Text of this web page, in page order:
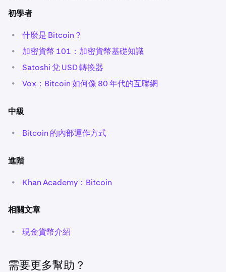
初學者
• 什麼是 Bitcoin？
• 加密貨幣 101：加密貨幣基礎知識
• Satoshi 兌 USD 轉換器
• Vox：Bitcoin 如何像 80 年代的互聯網
中級
• Bitcoin 的內部運作方式
進階
• Khan Academy：Bitcoin
相關文章
• 現金貨幣介紹
需要更多幫助？